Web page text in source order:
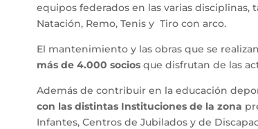
equipos federados en las varias disciplinas,
Natación, Remo, Tenis y Tiro con arco.
El mantenimiento y las obras que se
más de 4.000 socios que disfrutan de las
Además de contribuir en la educación
con las distintas Instituciones de la zona
Infantes, Centros de Jubilados y de